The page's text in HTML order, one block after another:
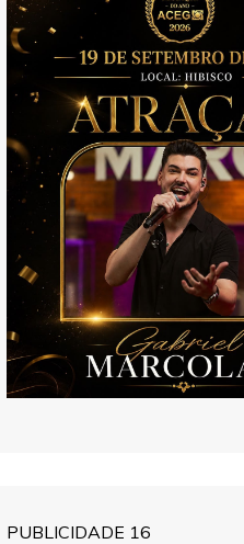
PUBLICIDADE 16